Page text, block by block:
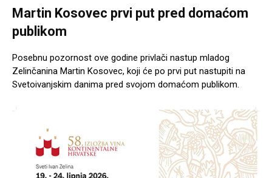
Martin Kosovec prvi put pred domaćom
publikom
Posebnu pozornost ove godine privlači nastup mladog
Zelinčanina Martin Kosovec, koji će po prvi put nastupiti na
Svetoivanjskim danima pred svojom domaćom publikom.